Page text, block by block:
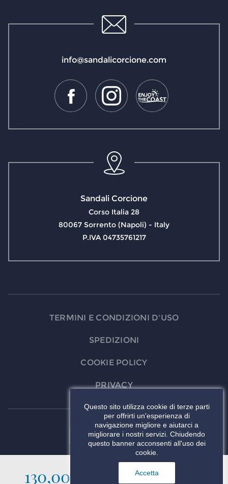
130,00 €
AGGIUNGI AL
Sandali Corcione
Corso Italia 28
80067 Sorrento (Napoli) - Italy
P.IVA 04735761217
info@sandalicorcione.com
TERMINI E CONDIZIONI D'USO
SPEDIZIONI
COOKIE POLICY
PRIVACY
Questo sito utilizza cookie di terze parti
per offrirti un'esperienza di
navigazione migliore e aiutarci a
migliorare i nostri servizi. Chiudendo
questo banner acconsenti all'uso dei
cookie.
Accetta